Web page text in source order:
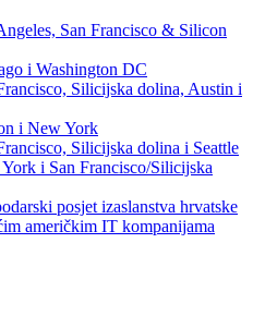
San Francisco & Silicon
i Washington DC
Silicijska dolina, Austin i
i New York
Silicijska dolina i Seattle
i San Francisco/Silicijska
posjet izaslanstva hrvatske
američkim IT kompanijama